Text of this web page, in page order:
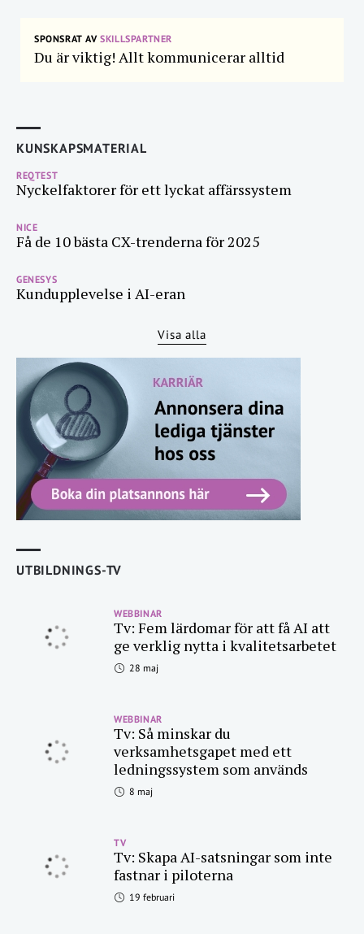
SPONSRAT AVSKILLSPARTNER
Du är viktig! Allt kommunicerar alltid
KUNSKAPSMATERIAL
REQTEST
Nyckelfaktorer för ett lyckat affärssystem
NICE
Få de 10 bästa CX-trenderna för 2025
GENESYS
Kundupplevelse i AI-eran
Visa alla
UTBILDNINGS-TV
WEBBINAR
Tv: Fem lärdomar för att få AI att
ge verklig nytta i kvalitetsarbetet
28 maj
WEBBINAR
Tv: Så minskar du
verksamhetsgapet med ett
ledningssystem som används
8 maj
TV
Tv: Skapa AI-satsningar som inte
fastnar i piloterna
19 februari